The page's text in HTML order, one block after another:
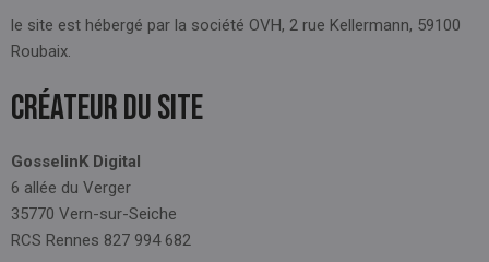
le site est hébergé par la société OVH, 2 rue Kellermann, 59100
Roubaix.
Créateur du site
GosselinK Digital
6 allée du Verger
35770 Vern-sur-Seiche
RCS Rennes 827 994 682